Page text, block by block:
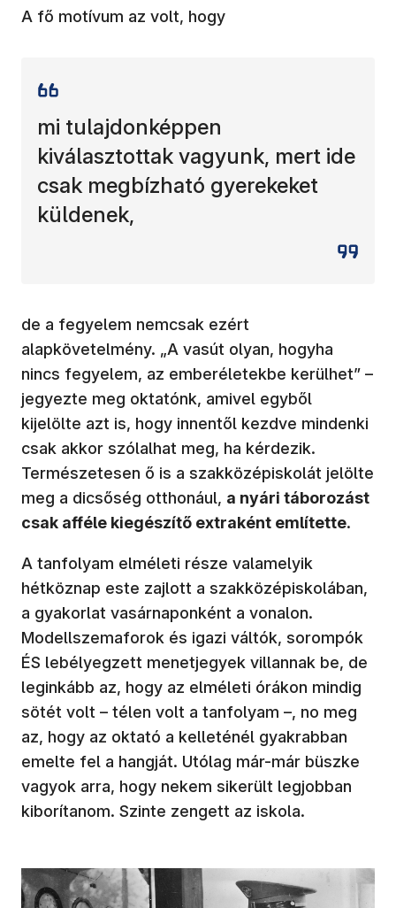
A fő motívum az volt, hogy
mi tulajdonképpen
kiválasztottak vagyunk, mert ide
csak megbízható gyerekeket
küldenek,
de a fegyelem nemcsak ezért
alapkövetelmény. „A vasút olyan, hogyha
nincs fegyelem, az emberéletekbe kerülhet” –
jegyezte meg oktatónk, amivel egyből
kijelölte azt is, hogy innentől kezdve mindenki
csak akkor szólalhat meg, ha kérdezik.
Természetesen ő is a szakközépiskolát jelölte
meg a dicsőség otthonául, a nyári táborozást
csak afféle kiegészítő extraként említette.
A tanfolyam elméleti része valamelyik
hétköznap este zajlott a szakközépiskolában,
a gyakorlat vasárnaponként a vonalon.
Modellszemaforok és igazi váltók, sorompók
ÉS lebélyegzett menetjegyek villannak be, de
leginkább az, hogy az elméleti órákon mindig
sötét volt – télen volt a tanfolyam –, no meg
az, hogy az oktató a kelleténél gyakrabban
emelte fel a hangját. Utólag már-már büszke
vagyok arra, hogy nekem sikerült legjobban
kiborítanom. Szinte zengett az iskola.